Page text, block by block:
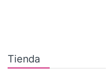
Tienda